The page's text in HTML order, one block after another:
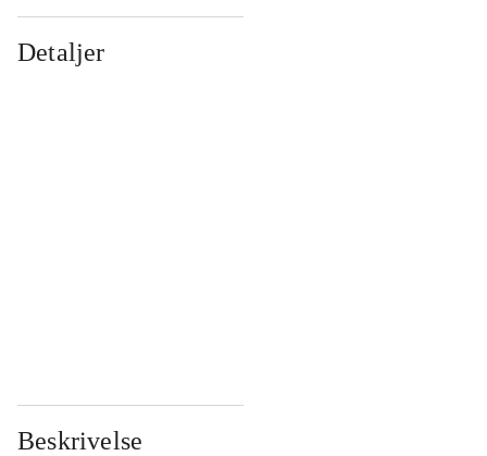
Detaljer
Beskrivelse